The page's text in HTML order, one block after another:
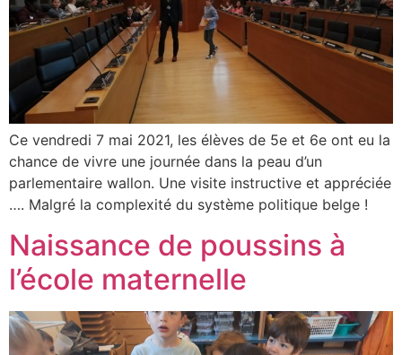
Ce vendredi 7 mai 2021, les élèves de 5e et 6e ont eu la
chance de vivre une journée dans la peau d’un
parlementaire wallon. Une visite instructive et appréciée
…. Malgré la complexité du système politique belge !
Naissance de poussins à
l’école maternelle